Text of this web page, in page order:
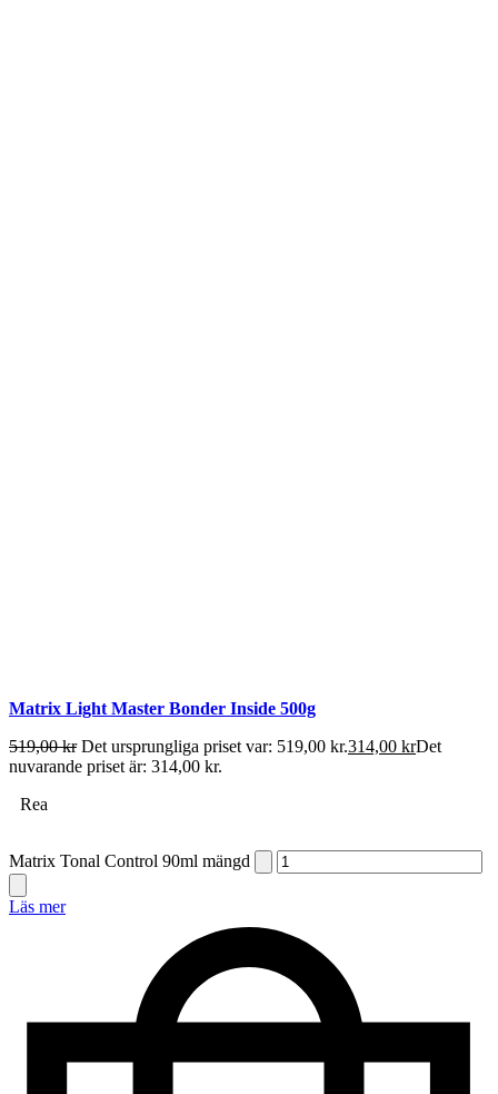
Matrix Light Master Bonder Inside 500g
519,00kr Det ursprungliga priset var: 519,00 kr.314,00 krDet
nuvarande priset är: 314,00 kr.
Rea
Matrix Tonal Control 90ml mängd
Läs mer